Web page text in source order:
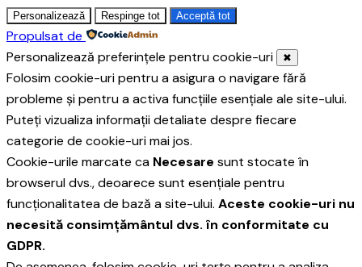
Personalizează Respinge tot Acceptă tot
Propulsat de
Personalizează preferințele pentru cookie-uri
✖
Folosim cookie-uri pentru a asigura o navigare fără
probleme și pentru a activa funcțiile esențiale ale site-ului.
Puteți vizualiza informații detaliate despre fiecare
categorie de cookie-uri mai jos.
Cookie-urile marcate ca Necesare sunt stocate în
browserul dvs., deoarece sunt esențiale pentru
funcționalitatea de bază a site-ului. Aceste cookie-uri nu
necesită consimțământul dvs. în conformitate cu
GDPR.